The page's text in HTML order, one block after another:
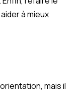
à mieux
mais il